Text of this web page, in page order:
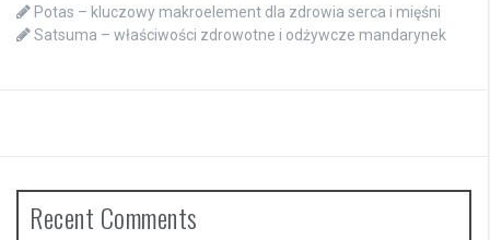
Potas – kluczowy makroelement dla zdrowia serca i mięśni
Satsuma – właściwości zdrowotne i odżywcze mandarynek
Recent Comments